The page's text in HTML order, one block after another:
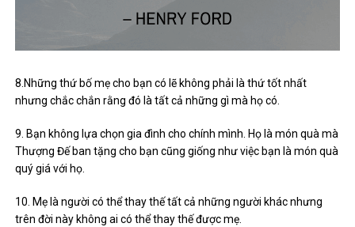
8.Những thứ bố mẹ cho bạn có lẽ không phải là thứ tốt nhất
nhưng chắc chắn rằng đó là tất cả những gì mà họ có.
9. Bạn không lựa chọn gia đình cho chính mình. Họ là món quà mà
Thượng Đế ban tặng cho bạn cũng giống như việc bạn là món quà
quý giá với họ.
10. Mẹ là người có thể thay thế tất cả những người khác nhưng
trên đời này không ai có thể thay thế được mẹ.